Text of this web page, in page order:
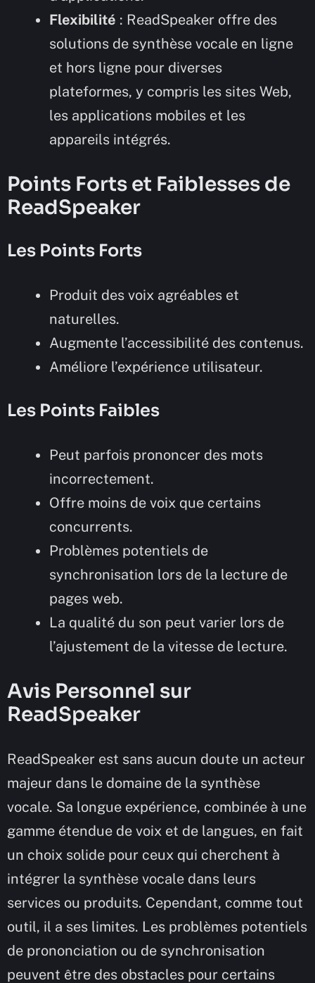
Flexibilité : ReadSpeaker offre des
solutions de synthèse vocale en ligne
et hors ligne pour diverses
plateformes, y compris les sites Web,
les applications mobiles et les
appareils intégrés.
Points Forts et Faiblesses de
ReadSpeaker
Les Points Forts
Produit des voix agréables et
naturelles.
Augmente l’accessibilité des contenus.
Améliore l’expérience utilisateur.
Les Points Faibles
Peut parfois prononcer des mots
incorrectement.
Offre moins de voix que certains
concurrents.
Problèmes potentiels de
synchronisation lors de la lecture de
pages web.
La qualité du son peut varier lors de
l’ajustement de la vitesse de lecture.
Avis Personnel sur
ReadSpeaker
ReadSpeaker est sans aucun doute un acteur
majeur dans le domaine de la synthèse
vocale. Sa longue expérience, combinée à une
gamme étendue de voix et de langues, en fait
un choix solide pour ceux qui cherchent à
intégrer la synthèse vocale dans leurs
services ou produits. Cependant, comme tout
outil, il a ses limites. Les problèmes potentiels
de prononciation ou de synchronisation
peuvent être des obstacles pour certains